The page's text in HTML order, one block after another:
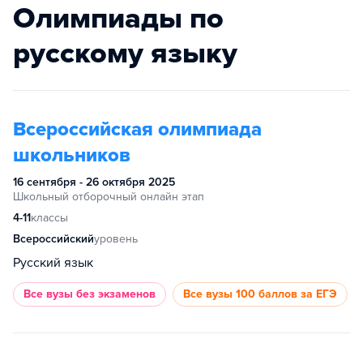
Олимпиады по
русскому языку
Всероссийская олимпиада
школьников
16 сентября - 26 октября 2025
Школьный отборочный онлайн этап
4-11классы
Всероссийскийуровень
Русский язык
Все вузы без экзаменов Все вузы 100 баллов за ЕГЭ